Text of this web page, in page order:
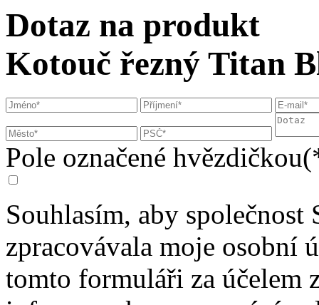
Dotaz na produkt
Kotouč řezný Titan
Pole označené
Souhlasím, aby společnost
zpracovávala moje osobní
tomto formuláři za účelem